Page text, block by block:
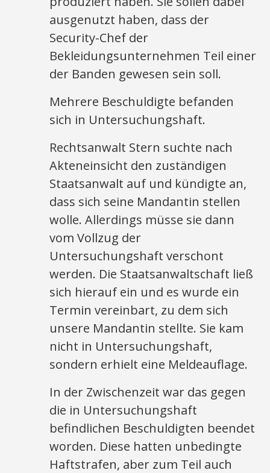
ausgenutzt haben, dass der
Security-Chef der
Bekleidungsunternehmen Teil einer
der Banden gewesen sein soll.
Mehrere Beschuldigte befanden
sich in Untersuchungshaft.
Rechtsanwalt Stern suchte nach
Akteneinsicht den zuständigen
Staatsanwalt auf und kündigte an,
dass sich seine Mandantin stellen
wolle. Allerdings müsse sie dann
vom Vollzug der
Untersuchungshaft verschont
werden. Die Staatsanwaltschaft ließ
sich hierauf ein und es wurde ein
Termin vereinbart, zu dem sich
unsere Mandantin stellte. Sie kam
nicht in Untersuchungshaft,
sondern erhielt eine Meldeauflage.
In der Zwischenzeit war das gegen
die in Untersuchungshaft
befindlichen Beschuldigten beendet
worden. Diese hatten unbedingte
Haftstrafen, aber zum Teil auch